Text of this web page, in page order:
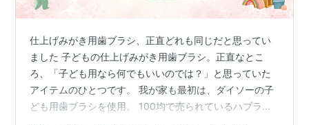
仕上げみがき用歯ブラシ、正直どれも同じだと思ってい
ました 子どもの仕上げみがき用歯ブラシ。正直なとこ
ろ、「子ども用なら何でもいいのでは？」と思っていた
アイテムのひとつです。 我が家も最初は、ダイソーの子
ども用歯ブラシを使用。 100均で売られているハブラシ